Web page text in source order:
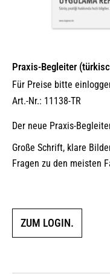
Praxis-Begleiter
Für Preise bitte
Art.-Nr.: 11138-TR
Der neue Praxis-
Große Schrift, klare
Fragen zu den meisten
ZUM LOGIN.